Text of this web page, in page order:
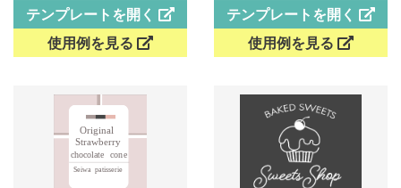
テンプレートを開く
使用例を見る
テンプレートを開く
使用例を見る